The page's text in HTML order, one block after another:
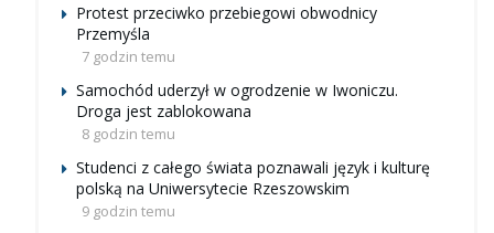
Protest przeciwko przebiegowi obwodnicy
Przemyśla
7 godzin temu
Samochód uderzył w ogrodzenie w Iwoniczu.
Droga jest zablokowana
8 godzin temu
Studenci z całego świata poznawali język i kulturę
polską na Uniwersytecie Rzeszowskim
9 godzin temu